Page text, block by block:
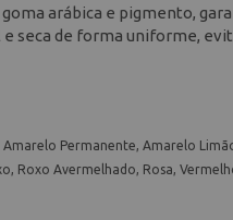
arábica e pigmento,
de forma uniforme,
Permanente, Amarelo
Roxo Avermelhado, Rosa,